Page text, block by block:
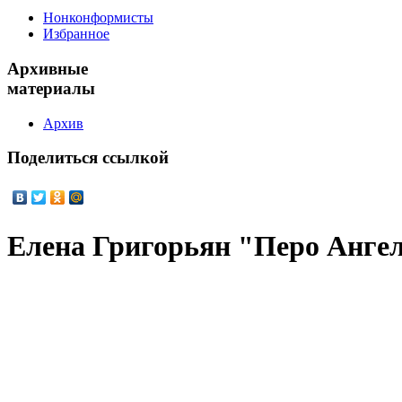
Нонконформисты
Избранное
Архивные
материалы
Архив
Поделиться ссылкой
Елена Григорьян "Перо